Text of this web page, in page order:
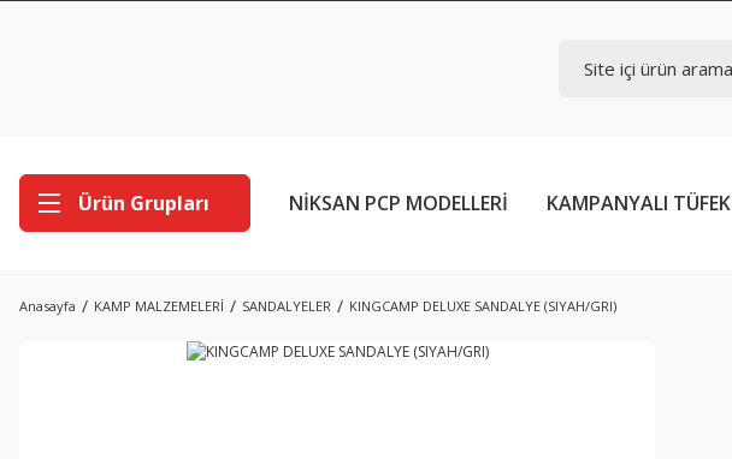
Ürün Grupları NİKSAN PCP MODELLERİ KAMPANYALI TÜFEK
Anasayfa KAMP MALZEMELERİ SANDALYELER KINGCAMP DELUXE SANDALYE (SIYAH/GRI)